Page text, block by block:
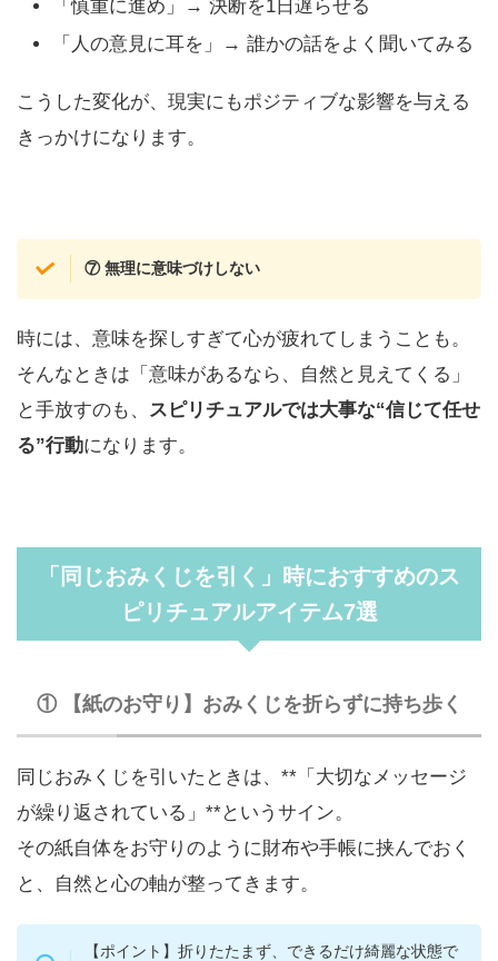
「慎重に進め」→ 決断を1日遅らせる
「人の意見に耳を」→ 誰かの話をよく聞いてみる
こうした変化が、現実にもポジティブな影響を与える
きっかけになります。
⑦ 無理に意味づけしない
時には、意味を探しすぎて心が疲れてしまうことも。
そんなときは「意味があるなら、自然と見えてくる」
と手放すのも、
スピリチュアルでは大事な“信じて任せ
る”行動になります。
「同じおみくじを引く」時におすすめのス
ピリチュアルアイテム7選
① 【紙のお守り】おみくじを折らずに持ち歩く
同じおみくじを引いたときは、**「大切なメッセージ
が繰り返されている」**というサイン。
その紙自体をお守りのように財布や手帳に挟んでおく
と、自然と心の軸が整ってきます。
【ポイント】折りたたまず、できるだけ綺麗な状態で